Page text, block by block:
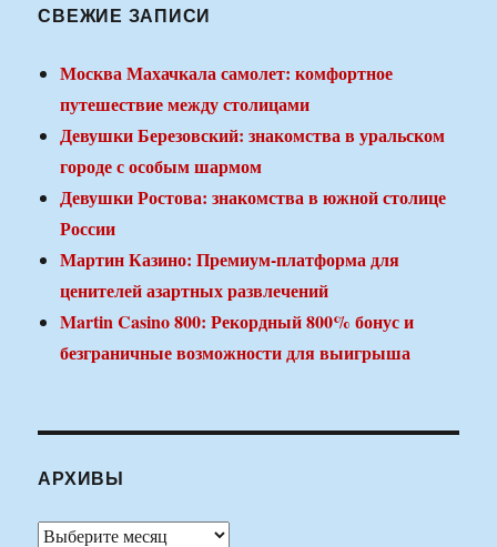
СВЕЖИЕ ЗАПИСИ
Москва Махачкала самолет: комфортное
путешествие между столицами
Девушки Березовский: знакомства в уральском
городе с особым шармом
Девушки Ростова: знакомства в южной столице
России
Мартин Казино: Премиум-платформа для
ценителей азартных развлечений
Martin Casino 800: Рекордный 800% бонус и
безграничные возможности для выигрыша
АРХИВЫ
Архивы